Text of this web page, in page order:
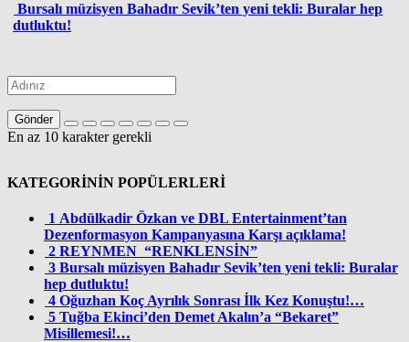
Bursalı müzisyen Bahadır Sevik’ten yeni tekli: Buralar hep
dutluktu!
Gönder
En az 10 karakter gerekli
KATEGORİNİN POPÜLERLERİ
1 Abdülkadir Özkan ve DBL Entertainment’tan
Dezenformasyon Kampanyasına Karşı açıklama!
2 REYNMEN “RENKLENSİN”
3 Bursalı müzisyen Bahadır Sevik’ten yeni tekli: Buralar
hep dutluktu!
4 Oğuzhan Koç Ayrılık Sonrası İlk Kez Konuştu!…
5 Tuğba Ekinci’den Demet Akalın’a “Bekaret”
Misillemesi!…